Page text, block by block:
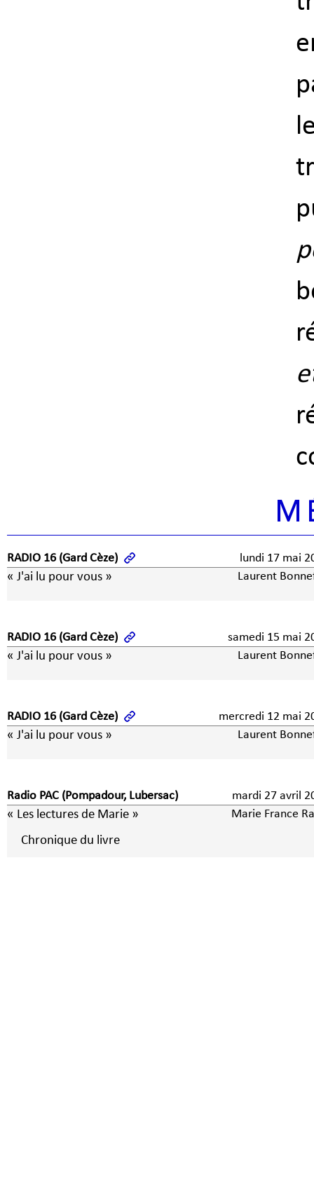
RADIO 16 (Gard Cèze) lundi 17 mai
« J'ai lu pour vous » Laurent
RADIO 16 (Gard Cèze) samedi 15 mai
« J'ai lu pour vous » Laurent
RADIO 16 (Gard Cèze) mercredi 12 mai
« J'ai lu pour vous » Laurent
Radio PAC (Pompadour, Lubersac) mardi 27 avril
« Les lectures de Marie » Marie France
Chronique du livre